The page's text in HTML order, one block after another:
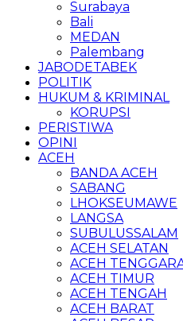
Surabaya
Bali
MEDAN
Palembang
JABODETABEK
POLITIK
HUKUM & KRIMINAL
KORUPSI
PERISTIWA
OPINI
ACEH
BANDA ACEH
SABANG
LHOKSEUMAWE
LANGSA
SUBULUSSALAM
ACEH SELATAN
ACEH
ACEH TIMUR
ACEH TENGAH
ACEH BARAT